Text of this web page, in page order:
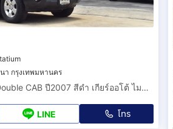
า กรุงเทพมหานคร
Nissan Navara 2.5 LE 4WD Double CAB ปี2007 สีดำ เกียร์ออโต้ ไมล์น้อย ตัวถังสวย ภายในสวย เครื่องเกียร์ดี รถสวยพร้อมใช้งาน
LINE โทร